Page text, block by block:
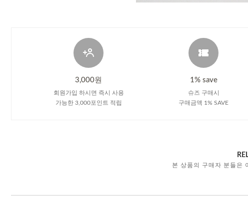
3,000원
회원가입 하시면 즉시 사용
가능한 3,000포인트 적립
1% save
슈즈 구매시
구매금액 1% SAVE
본 상품의 구매자 분들은